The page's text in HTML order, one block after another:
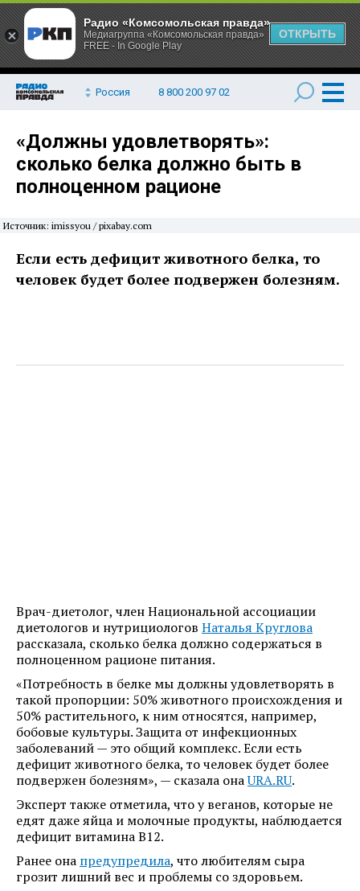
Россия 8 800 200 97 02
«Должны удовлетворять»:
сколько белка должно быть в
полноценном рационе
Источник: imissyou / pixabay.com
Если есть дефицит животного белка, то
человек будет более подвержен болезням.
Врач-диетолог, член Национальной ассоциации
диетологов и нутрициологов Наталья Круглова
рассказала, сколько белка должно содержаться в
полноценном рационе питания.
«Потребность в белке мы должны удовлетворять в
такой пропорции: 50% животного происхождения и
50% растительного, к ним относятся, например,
бобовые культуры. Защита от инфекционных
заболеваний — это общий комплекс. Если есть
дефицит животного белка, то человек будет более
подвержен болезням», — сказала онаURA.RU.
Эксперт также отметила, что у веганов, которые не
едят даже яйца и молочные продукты, наблюдается
дефицит витамина В12.
Ранее она предупредила, что любителям сыра
грозит лишний вес и проблемы со здоровьем.
Радио «Комсомольская правда»
Медиагруппа «Комсомольская правда»
FREE - In Google Play
ОТКРЫТЬ